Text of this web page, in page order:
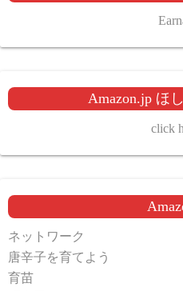
Amazon.jp ほ
click
ネットワーク
唐辛子を育てよう
育苗